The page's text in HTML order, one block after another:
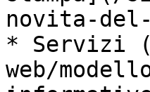
novita-del-
* Servizi
web/